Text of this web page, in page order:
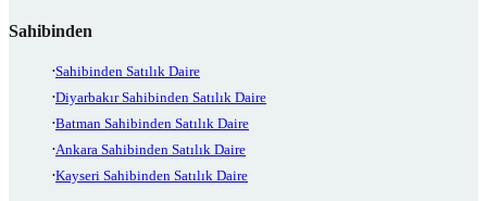
Sahibinden
Sahibinden Satılık Daire
Diyarbakır Sahibinden Satılık Daire
Batman Sahibinden Satılık Daire
Ankara Sahibinden Satılık Daire
Kayseri Sahibinden Satılık Daire